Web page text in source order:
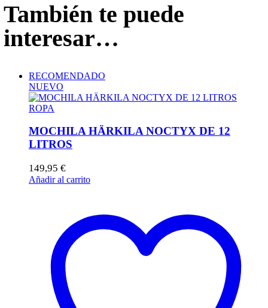
También te puede
interesar…
RECOMENDADO
NUEVO
ROPA
MOCHILA HÄRKILA NOCTYX DE 12
LITROS
149,95 €
Añadir al carrito